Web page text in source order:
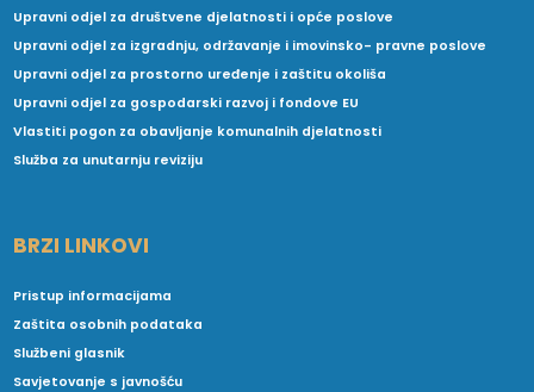
Upravni odjel za društvene djelatnosti i opće poslove
Upravni odjel za izgradnju, održavanje i imovinsko- pravne poslove
Upravni odjel za prostorno uređenje i zaštitu okoliša
Upravni odjel za gospodarski razvoj i fondove EU
Vlastiti pogon za obavljanje komunalnih djelatnosti
Služba za unutarnju reviziju
BRZI LINKOVI
Pristup informacijama
Zaštita osobnih podataka
Službeni glasnik
Savjetovanje s javnošću